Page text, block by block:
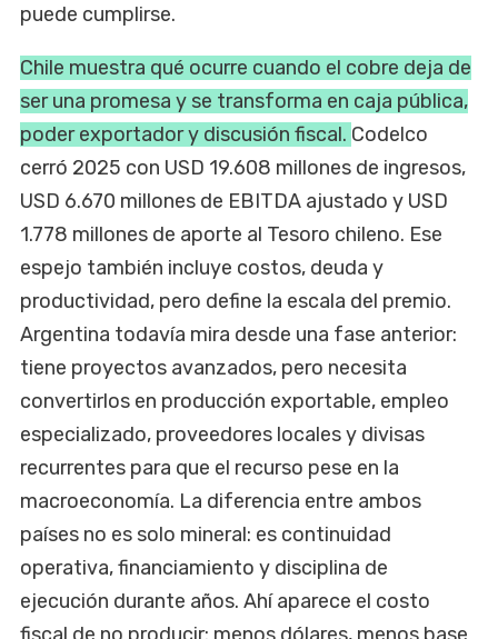
puede cumplirse.
Chile muestra qué ocurre cuando el cobre deja de
ser una promesa y se transforma en caja pública,
poder exportador y discusión fiscal. Codelco
cerró 2025 con USD 19.608 millones de ingresos,
USD 6.670 millones de EBITDA ajustado y USD
1.778 millones de aporte al Tesoro chileno. Ese
espejo también incluye costos, deuda y
productividad, pero define la escala del premio.
Argentina todavía mira desde una fase anterior:
tiene proyectos avanzados, pero necesita
convertirlos en producción exportable, empleo
especializado, proveedores locales y divisas
recurrentes para que el recurso pese en la
macroeconomía. La diferencia entre ambos
países no es solo mineral: es continuidad
operativa, financiamiento y disciplina de
ejecución durante años. Ahí aparece el costo